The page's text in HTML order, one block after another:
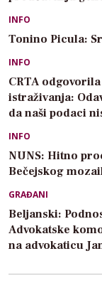
INFO
Tonino Picula:
INFO
CRTA
istraživanja:
da naši podaci
INFO
NUNS: Hitno
Bečejskog
GRAĐANI
Beljanski:
Advokatske
na advokaticu